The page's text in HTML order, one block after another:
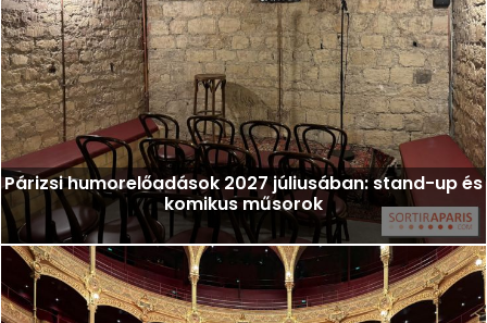
Párizsi humorelőadások 2027 júliusában: stand-up és
komikus műsorok